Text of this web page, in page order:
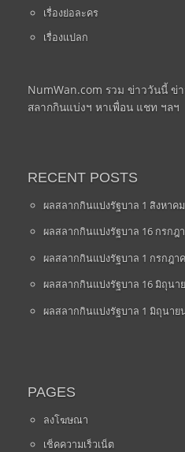
เรื่องย่อละคร
เรื่องแปลก
NumWan.com รวม ข่าววันนี้ ข่
สลากกินแบ่งฯ หาเพื่อน แชท ฯลฯ
RECENT POSTS
ผลสลากกินแบ่งรัฐบาล 1 สิงหาค
ผลสลากกินแบ่งรัฐบาล 16 กรกฎ
ผลสลากกินแบ่งรัฐบาล 1 กรกฎา
ผลสลากกินแบ่งรัฐบาล 16 มิถุนา
ผลสลากกินแบ่งรัฐบาล 1 มิถุนาย
PAGES
ลงโฆษณา
เช็คความเร็วเน็ต